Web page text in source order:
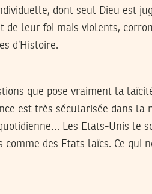
dont seul Dieu est
de leur foi mais violents,
d’Histoire.
que pose vraiment la
est très sécularisée dans
Les Etats-Unis le
comme des Etats laïcs. Ce qui